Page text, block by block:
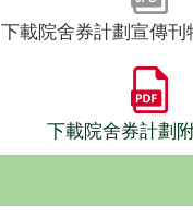
下載院舍券計劃宣傳刊
下載院舍券計劃